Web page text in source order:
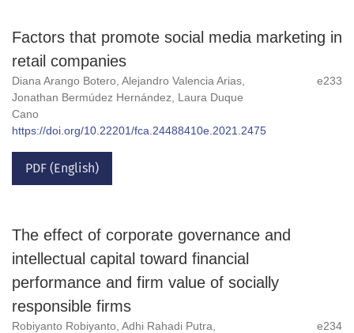
Factors that promote social media marketing in
retail companies
Diana Arango Botero, Alejandro Valencia Arias,
Jonathan Bermúdez Hernández, Laura Duque
Cano
e233
https://doi.org/10.22201/fca.24488410e.2021.2475
PDF (English)
The effect of corporate governance and
intellectual capital toward financial
performance and firm value of socially
responsible firms
Robiyanto Robiyanto, Adhi Rahadi Putra,
e234